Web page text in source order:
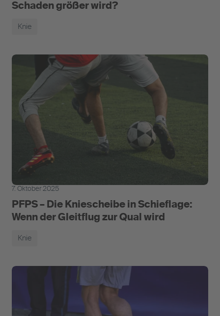
Schaden größer wird?
Knie
7. Oktober 2025
PFPS – Die Kniescheibe in Schieflage:
Wenn der Gleitflug zur Qual wird
Knie